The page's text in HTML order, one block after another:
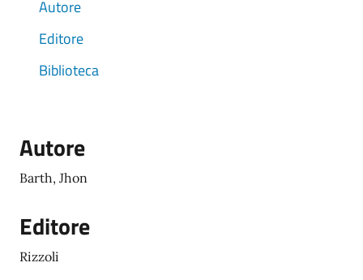
Autore
Editore
Biblioteca
Autore
Barth, Jhon
Editore
Rizzoli